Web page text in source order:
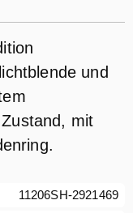
und
mit
11206SH-2921469